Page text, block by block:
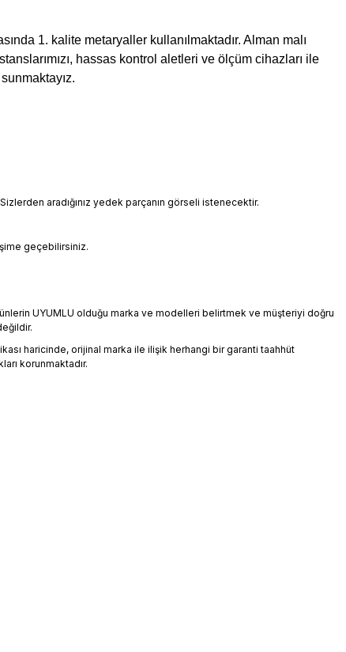
1. kalite metaryaller kullanılmaktadır. Alman malı
hassas kontrol aletleri ve ölçüm cihazları ile
aradığınız yedek parçanın görseli istenecektir.
geçebilirsiniz.
UYUMLU olduğu marka ve modelleri belirtmek ve müşteriyi doğru
haricinde, orijinal marka ile ilişik herhangi bir garanti taahhüt
korunmaktadır.